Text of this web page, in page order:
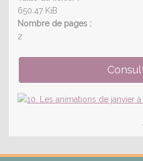
650.47 KiB
Nombre de pages :
2